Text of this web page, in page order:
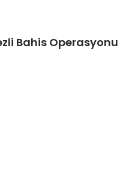
Bahis Operasyonu